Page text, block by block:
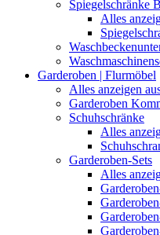
Spiegelschränke
Alles
Garderoben | Flurmöbel
Alles anzeigen
Garderoben
Schuhschränke
Alles
Garderoben-Sets
Alles